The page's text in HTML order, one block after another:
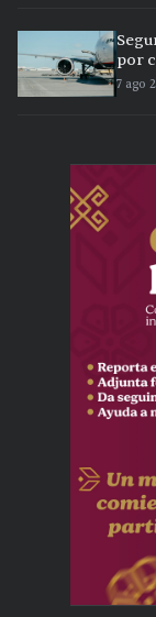
por
7 ago